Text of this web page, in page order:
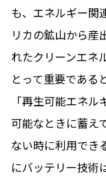
も、エネルギー関
リカの鉱山から産
れたクリーンエネ
とって重要である
「再生可能エネ
可能なときに蓄え
ない時に利用でき
にバッテリー技術